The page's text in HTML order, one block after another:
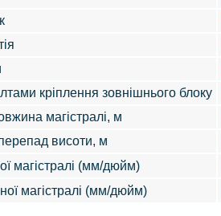
кріплення зовнішнього блоку
магістралі, м
висоти, м
магістралі (мм/дюйм)
магістралі (мм/дюйм)